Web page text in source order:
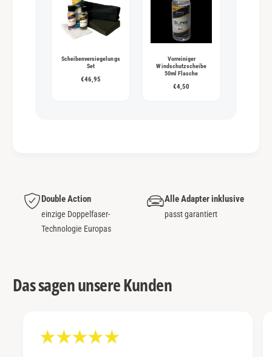
Scheibenversiegelungs
Set
€46,95
Vorreiniger
Windschutzscheibe
50ml Flasche
€4,50
Double Action
einzige Doppelfaser-
Technologie Europas
Alle Adapter inklusive
passt garantiert
Das sagen unsere Kunden